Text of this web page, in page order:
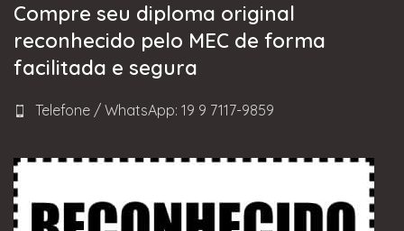
Compre seu diploma original
reconhecido pelo MEC de forma
facilitada e segura
Telefone / WhatsApp: 19 9 7117-9859